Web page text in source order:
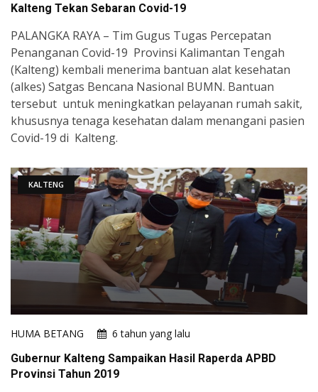
Kalteng Tekan Sebaran Covid-19
PALANGKA RAYA – Tim Gugus Tugas Percepatan
Penanganan Covid-19 Provinsi Kalimantan Tengah
(Kalteng) kembali menerima bantuan alat kesehatan
(alkes) Satgas Bencana Nasional BUMN. Bantuan
tersebut untuk meningkatkan pelayanan rumah sakit,
khususnya tenaga kesehatan dalam menangani pasien
Covid-19 di Kalteng.
KALTENG
HUMA BETANG
6 tahun yang lalu
Gubernur Kalteng Sampaikan Hasil Raperda APBD
Provinsi Tahun 2019